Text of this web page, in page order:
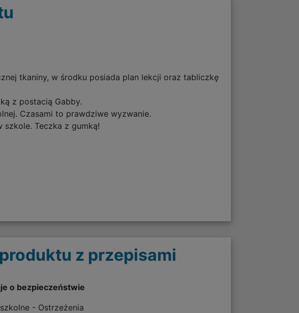
tkaniny, w środku posiada plan lekcji oraz tabliczkę
z postacią Gabby.
Czasami to prawdziwe wyzwanie.
szkole. Teczka z gumką!
z przepisami
o bezpieczeństwie
- Ostrzeżenia